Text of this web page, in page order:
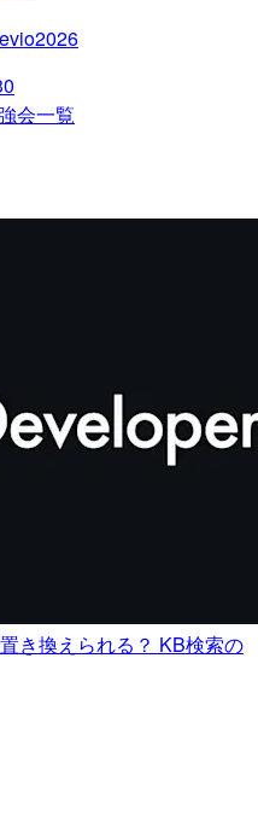
会一覧
き換えられる？ KB検索の